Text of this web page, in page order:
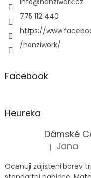
info@hanziwork.cz
775 112 440
https://
/hanziwork/
Facebook
Heureka
Hodnocení
| Jana
Ocenuji zajisteni barev